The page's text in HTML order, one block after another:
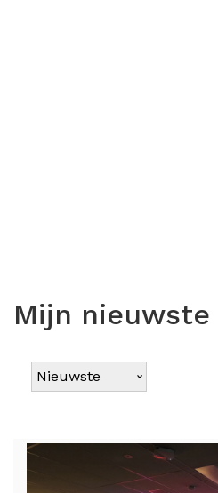
Mijn nieuwste